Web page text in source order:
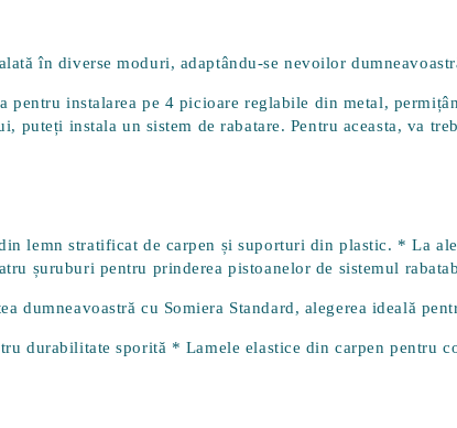
în diverse moduri, adaptându-se nevoilor
pentru instalarea pe 4 picioare reglabile din metal,
puteți instala un sistem de rabatare. Pentru aceasta, va
lemn stratificat de carpen și suporturi din plastic. * La
șuruburi pentru prinderea pistoanelor de sistemul
dumneavoastră cu Somiera Standard, alegerea ideală
durabilitate sporită * Lamele elastice din carpen